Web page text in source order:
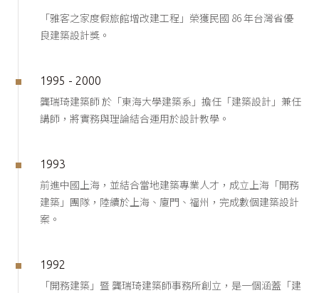
「雅客之家度假旅館增改建工程」榮獲民國 86 年台灣省優
良建築設計獎。
1995 - 2000
龔瑞琦建築師 於「東海大學建築系」擔任「建築設計」兼任
講師，將實務與理論結合運用於設計教學。
1993
前進中國上海，並結合當地建築專業人才，成立上海「開務
建築」團隊，陸續於上海、廈門、福州，完成數個建築設計
案。
1992
「開務建築」暨 龔瑞琦建築師事務所創立，是一個涵蓋「建